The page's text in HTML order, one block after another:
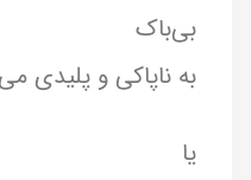
بی‌باک
به ناپاکی و پلیدی
یا